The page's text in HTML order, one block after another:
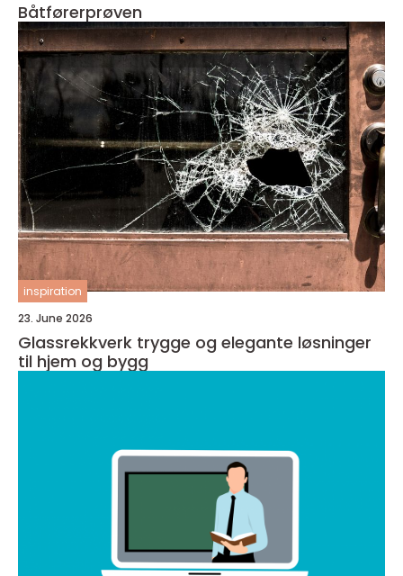
Båtførerprøven
inspiration
23. June 2026
Glassrekkverk trygge og elegante løsninger
til hjem og bygg